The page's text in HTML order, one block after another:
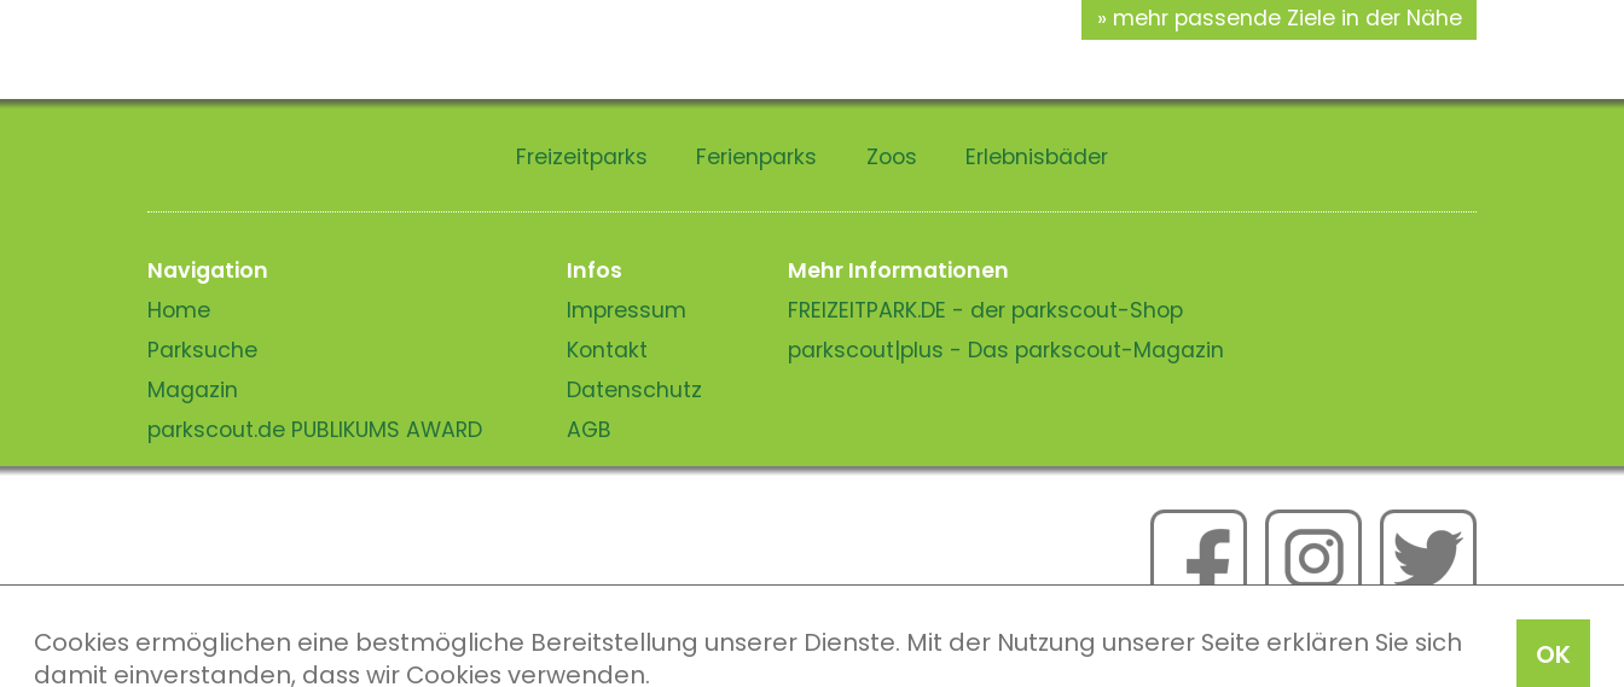
OK
Cookies ermöglichen eine bestmögliche Bereitstellung unserer Dienste. Mit der Nutzung unserer Seite erklären Sie sich
damit einverstanden, dass wir Cookies verwenden.
mehr passende Ziele in der Nähe
Freizeitparks Ferienparks Zoos Erlebnisbäder
Navigation
Home
Parksuche
Magazin
parkscout.de PUBLIKUMS AWARD
Infos
Impressum
Kontakt
Datenschutz
AGB
Mehr Informationen
FREIZEITPARK.DE - der parkscout-Shop
parkscout|plus - Das parkscout-Magazin